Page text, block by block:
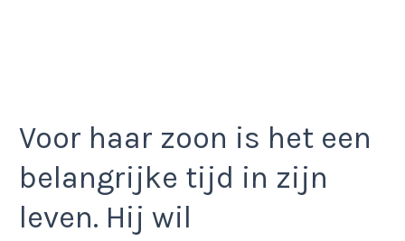
Voor haar zoon is het een
belangrijke tijd in zijn
leven. Hij wil